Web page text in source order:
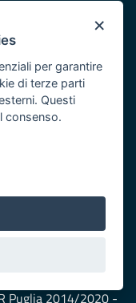
Puglia 2014/2020 -
×
per garantire
di terze parti
Questi
consenso.